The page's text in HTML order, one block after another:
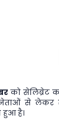
को सेलिब्रेट
से
हुआ है।